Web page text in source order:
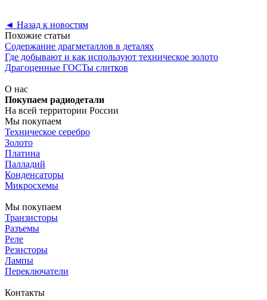
◄ Назад к новостям
Похожие статьи
Содержание драгметаллов в деталях
Где добывают и как используют техническое золото
Драгоценные ГОСТы слитков
О нас
Покупаем радиодетали
На всей территории России
Мы покупаем
Техническое серебро
Золото
Платина
Палладий
Конденсаторы
Микросхемы
Мы покупаем
Транзисторы
Разъемы
Реле
Резисторы
Лампы
Переключатели
Контакты